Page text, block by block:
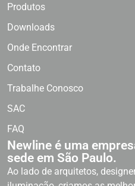
Produtos
Downloads
Onde Encontrar
Contato
Trabalhe Conosco
SAC
FAQ
Newline é uma
sede em São Paulo.
Ao lado de arquitetos,